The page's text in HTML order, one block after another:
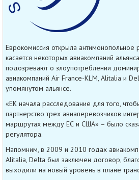
Еврокомиссия открыла антимонопольное
касается некоторых авиакомпаний
подозревают о злоупотреблении
авиакомпаний Air France-KLM, Alitalia и
упомянутом альянсе.
«ЕК начала расследование для того,
партнерство трех авиаперевозчиков
маршрутах между ЕС и США» – было
регулятора.
Напомним, в 2009 и 2010 годах
Alitalia, Delta был заключен договор,
выходили на новый уровень в плане